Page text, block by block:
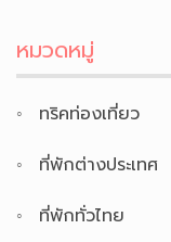
หมวดหมู่
ทริคท่องเที่ยว
ที่พักต่างประเทศ
ที่พักทั่วไทย